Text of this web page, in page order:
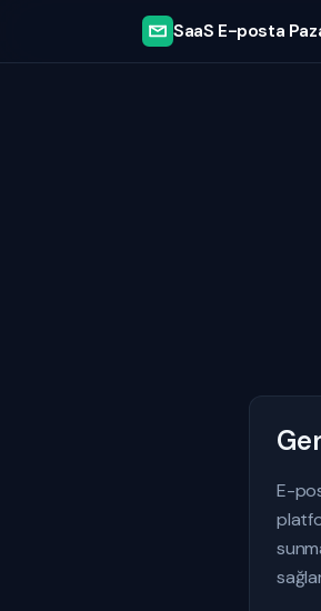
SaaS E-posta
E-